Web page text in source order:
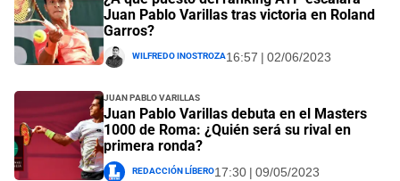
Juan Pablo Varillas tras victoria en Roland
Garros?
Wilfredo Inostroza16:57 | 02/06/2023
Juan Pablo Varillas
Juan Pablo Varillas debuta en el Masters
1000 de Roma: ¿Quién será su rival en
primera ronda?
Redacción Líbero17:30 | 09/05/2023